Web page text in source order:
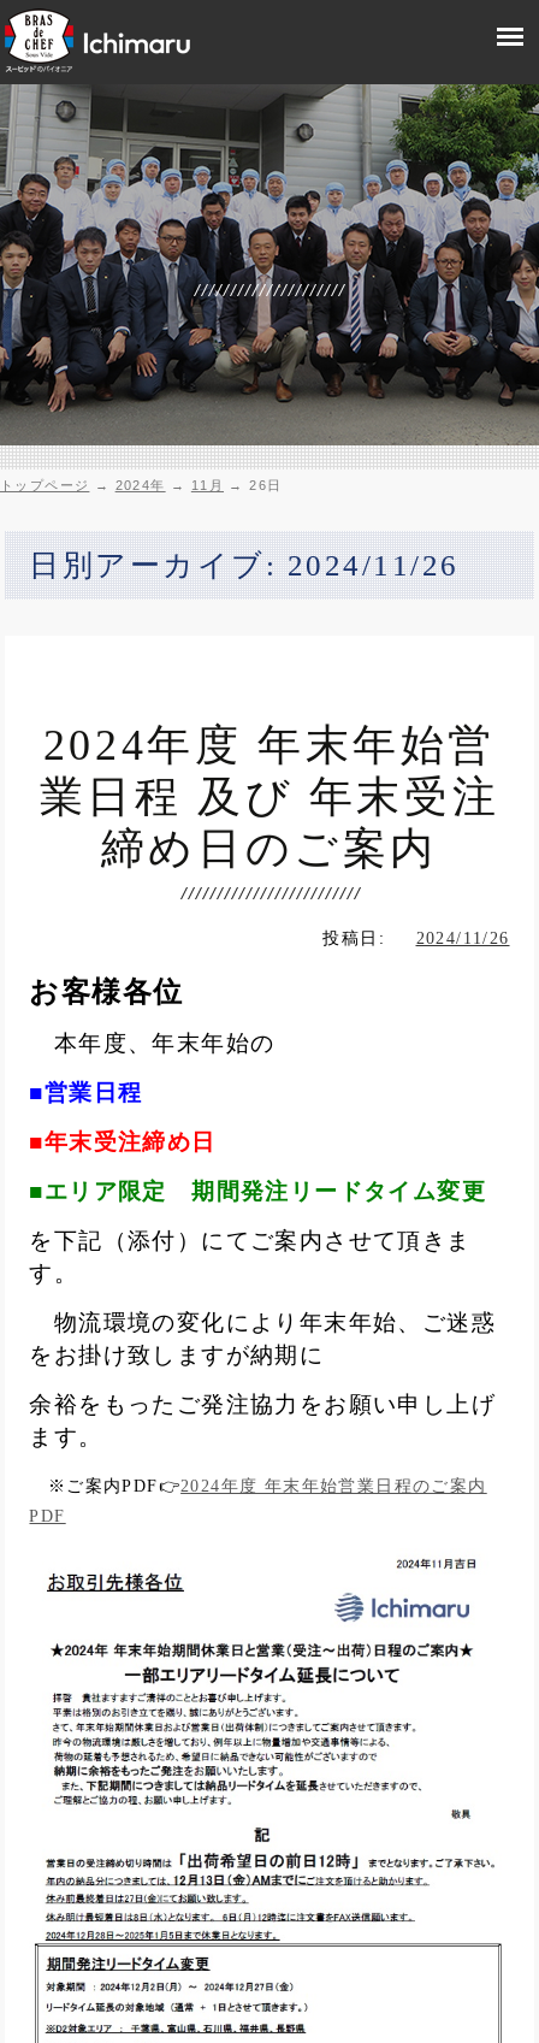
トップページ → 2024年 → 11月 →26日
日別アーカイブ: 2024/11/26
2024年度 年末年始営
業日程 及び 年末受注
締め日のご案内
投稿日: 2024/11/26
お客様各位
本年度、年末年始の
■営業日程
■年末受注締め日
■エリア限定 期間発注リードタイム変更
を下記（添付）にてご案内させて頂きま
す。
物流環境の変化により年末年始、ご迷惑
をお掛け致しますが納期に
余裕をもったご発注協力をお願い申し上げ
ます。
※ご案内PDF👉2024年度 年末年始営業日程のご案内
PDF